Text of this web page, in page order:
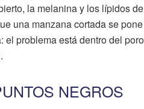
la melanina y los lípidos
una manzana cortada se
problema está dentro del
NEGROS